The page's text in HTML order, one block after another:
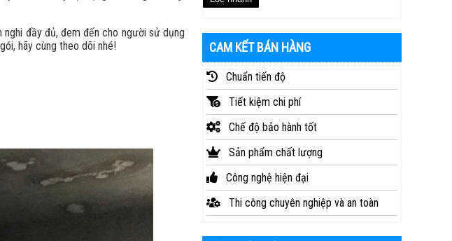
đầy đủ, đem đến cho người sử dụng
hãy cùng theo dõi nhé! CAM KẾT BÁN HÀNG
Chuẩn tiến độ
Tiết kiệm chi phí
Chế độ bảo hành tốt
Sản phẩm chất lượng
Công nghệ hiện đại
Thi công chuyên nghiệp và an toàn